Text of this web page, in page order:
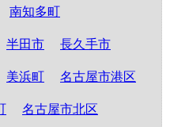
南知多町
半田市 長久手市
美浜町 名古屋市港区
名古屋市北区